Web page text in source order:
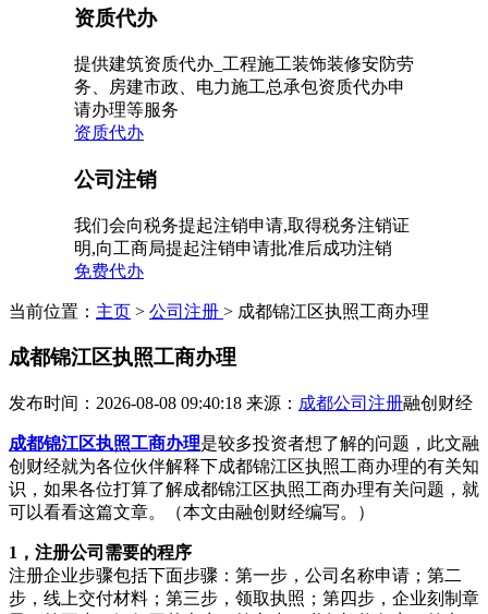
资质代办
提供建筑资质代办_工程施工装饰装修安防劳
务、房建市政、电力施工总承包资质代办申
请办理等服务
资质代办
公司注销
我们会向税务提起注销申请,取得税务注销证
明,向工商局提起注销申请批准后成功注销
免费代办
当前位置： 主页 > 公司注册 > 成都锦江区执照工商办理
成都锦江区执照工商办理
发布时间：2026-08-08 09:40:18 来源： 成都公司注册融创财经
成都锦江区执照工商办理是较多投资者想了解的问题，此文融
创财经就为各位伙伴解释下成都锦江区执照工商办理的有关知
识，如果各位打算了解成都锦江区执照工商办理有关问题，就
可以看看这篇文章。（本文由融创财经编写。）
1，注册公司需要的程序
注册企业步骤包括下面步骤：第一步，公司名称申请；第二
步，线上交付材料；第三步，领取执照；第四步，企业刻制章